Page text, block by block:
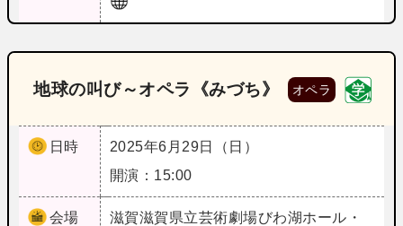
地球の叫び～オペラ《みづち》 オペラ
日時
2025年6月29日（日）
開演：15:00
会場 滋賀滋賀県立芸術劇場びわ湖ホール・